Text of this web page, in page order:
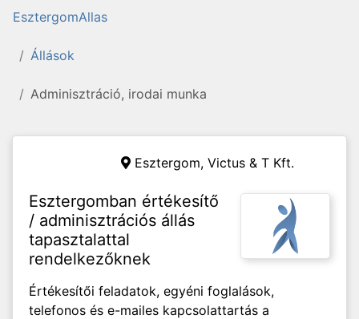
EsztergomAllas
Állások
Adminisztráció, irodai munka
Esztergom, Victus & T Kft.
Esztergomban értékesítő
/ adminisztrációs állás
tapasztalattal
rendelkezőknek
Értékesítői feladatok, egyéni foglalások,
telefonos és e-mailes kapcsolattartás a